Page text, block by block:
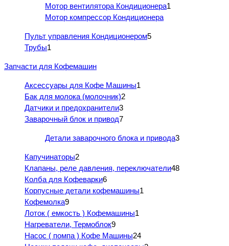
Мотор вентилятора Кондиционера1
Мотор компрессор Кондиционера
Пульт управления Кондиционером5
Трубы1
Запчасти для Кофемашин
Аксессуары для Кофе Машины1
Бак для молока (молочник)2
Датчики и предохранители3
Заварочный блок и привод7
Детали заварочного блока и привода3
Капучинаторы2
Клапаны, реле давления, переключатели48
Колба для Кофеварки6
Корпусные детали кофемашины1
Кофемолка9
Лоток ( емкость ) Кофемашины1
Нагреватели, Термоблок9
Насос ( помпа ) Кофе Машины24